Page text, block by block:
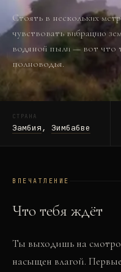
Стоять в нескольких
чувствовать вибрацию
водяной пыли — вот что
полноводья.
СТРАНА
Замбия, Зимбабве
ВПЕЧАТЛЕНИЕ
Что тебя ждёт
Ты выходишь на
насыщен влагой.